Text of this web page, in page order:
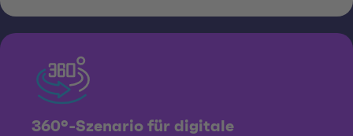
360°-Szenario für digitale